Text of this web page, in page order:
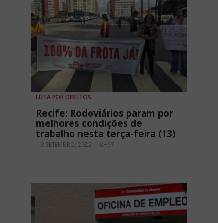
LUTA POR DIREITOS
Recife: Rodoviários param por
melhores condições de
trabalho nesta terça-feira (13)
13 SETEMBRO, 2022 - 10H37